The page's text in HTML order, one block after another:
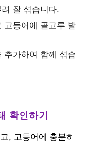
려 잘 섞습니다.
고등어에 골고루 발
추가하여 함께 섞습
확인하기
, 고등어에 충분히